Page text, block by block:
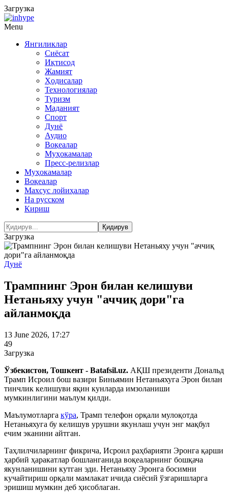
Загрузка
Menu
Янгиликлар
Сиёсат
Иқтисод
Жамият
Ҳодисалар
Технологиялар
Туризм
Маданият
Спорт
Дунё
Аудио
Воқеалар
Муҳокамалар
Пресс-релизлар
Муҳокамалар
Воқеалар
Махсус лойиҳалар
На русском
Кириш
Загрузка
Дунё
Трампнинг Эрон билан келишуви
Нетаньяху учун "аччиқ дори"га
айланмоқда
13 June 2026, 17:27
49
Загрузка
Ўзбекистон, Тошкент - Batafsil.uz. АҚШ президенти Дональд
Трамп Исроил бош вазири Биньямин Нетаньяхуга Эрон билан
тинчлик келишуви яқин кунларда имзоланиши
мумкинлигини маълум қилди.
Маълумотларга кўра, Трамп телефон орқали мулоқотда
Нетаньяхуга бу келишув урушни якунлаш учун энг мақбул
ечим эканини айтган.
Таҳлилчиларнинг фикрича, Исроил раҳбарияти Эронга қарши
ҳарбий ҳаракатлар бошланганида воқеаларнинг бошқача
якунланишини кутган эди. Нетаньяху Эронга босимни
кучайтириш орқали мамлакат ичида сиёсий ўзгаришларга
эришиш мумкин деб ҳисоблаган.